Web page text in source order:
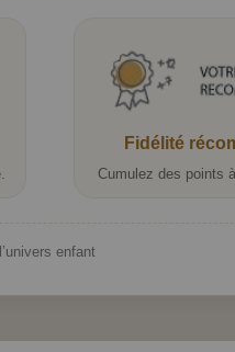
Fidélité
Cumulez des points
enfant